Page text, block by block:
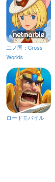
二ノ国：Cross
Worlds
ロードモバイル